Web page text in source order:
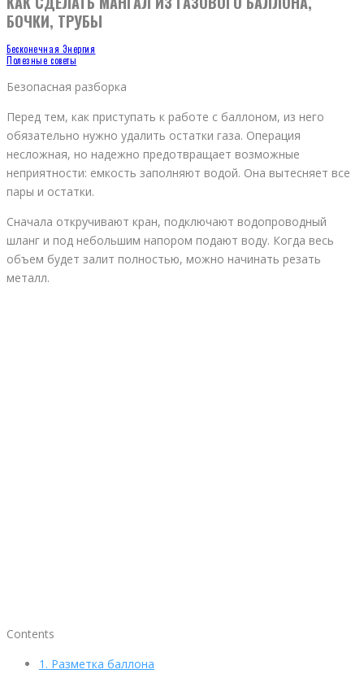
БОЧКИ, ТРУБЫ
Бесконечная Энергия
Полезные советы
Безопасная разборка
Перед тем, как приступать к работе с баллоном, из него
обязательно нужно удалить остатки газа. Операция
несложная, но надежно предотвращает возможные
неприятности: емкость заполняют водой. Она вытесняет все
пары и остатки.
Сначала откручивают кран, подключают водопроводный
шланг и под небольшим напором подают воду. Когда весь
объем будет залит полностью, можно начинать резать
металл.
Contents
1. Разметка баллона